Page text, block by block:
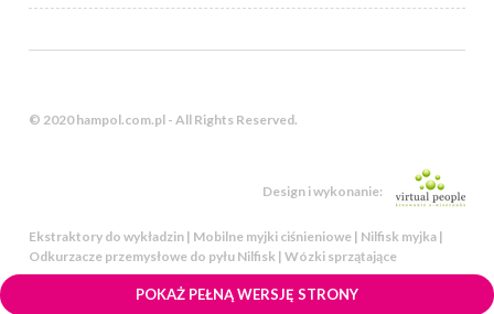
© 2020 hampol.com.pl - All Rights Reserved.
Design i wykonanie:
Ekstraktory do wykładzin | Mobilne myjki ciśnieniowe | Nilfisk myjka |
Odkurzacze przemysłowe do pyłu Nilfisk | Wózki sprzątające
POKAŻ PEŁNĄ WERSJĘ STRONY